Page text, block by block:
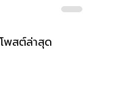
โพสต์ล่าสุด